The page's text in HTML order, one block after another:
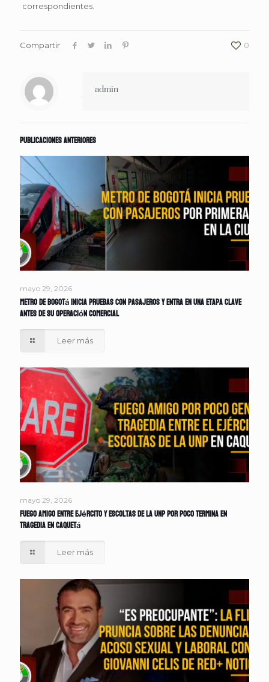
correspondientes.
Compartir 0
admin
Publicaciones anteriores
mayo 29, 2026
Metro de Bogotá inicia pruebas con pasajeros y entra en una etapa clave
antes de su operación comercial
Leer más
mayo 29, 2026
Fuego amigo entre Ejército y escoltas de la UNP por poco termina en
tragedia en Caquetá
Leer más